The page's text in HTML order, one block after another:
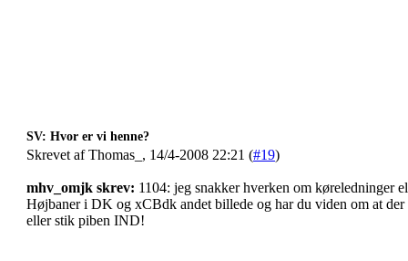
SV: Hvor er vi henne?
Skrevet af Thomas_, 14/4-2008 22:21 (#19)
mhv_omjk skrev: 1104: jeg snakker hverken om køreledninger
Højbaner i DK og xCBdk andet billede og har du viden om at
eller stik piben IND!